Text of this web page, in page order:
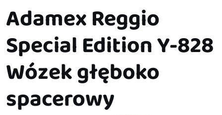
Adamex Reggio
Special Edition Y-828
Wózek głęboko
spacerowy